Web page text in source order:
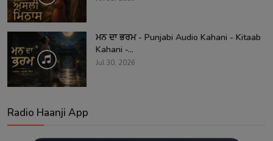
ਮਨ ਦਾ ਭਰਮ - Punjabi Audio Kahani - Kitaab
Kahani -...
Jul 30, 2026
Radio Haanji App